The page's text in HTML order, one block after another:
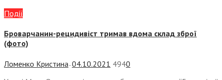
Події
Броварчанин-рецидивіст тримав вдома склад зброї
(фото)
Ломенко Кристина —04.10.2021 4940